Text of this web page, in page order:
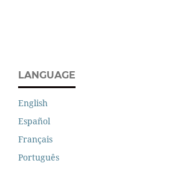
LANGUAGE
English
Español
Français
Português